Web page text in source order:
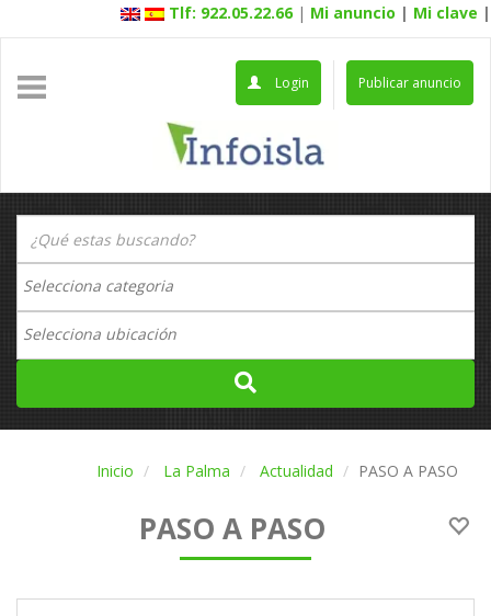
Tlf: 922.05.22.66 | Mi anuncio | Mi clave |
Publicar anuncio
Login
Inicio La Palma Actualidad PASO A PASO
PASO A PASO